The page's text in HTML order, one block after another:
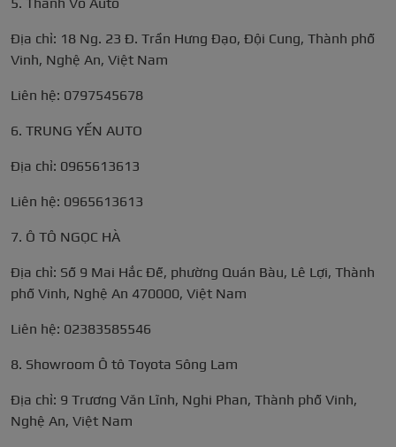
Địa chỉ: 18 Ng. 23 Đ. Trần Hưng Đạo, Đội Cung, Thành phố
Vinh, Nghệ An, Việt Nam
Liên hệ: 0797545678
6. TRUNG YẾN AUTO
Địa chỉ: 0965613613
Liên hệ: 0965613613
7. Ô TÔ NGỌC HÀ
Địa chỉ: Số 9 Mai Hắc Đế, phường Quán Bàu, Lê Lợi, Thành
phố Vinh, Nghệ An 470000, Việt Nam
Liên hệ: 02383585546
8. Showroom Ô tô Toyota Sông Lam
Địa chỉ: 9 Trương Văn Lĩnh, Nghi Phan, Thành phố Vinh,
Nghệ An, Việt Nam